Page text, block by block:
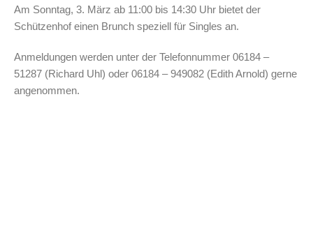
Am Sonntag, 3. März ab 11:00 bis 14:30 Uhr bietet der
Schützenhof einen Brunch speziell für Singles an.
Anmeldungen werden unter der Telefonnummer 06184 –
51287 (Richard Uhl) oder 06184 – 949082 (Edith Arnold) gerne
angenommen.